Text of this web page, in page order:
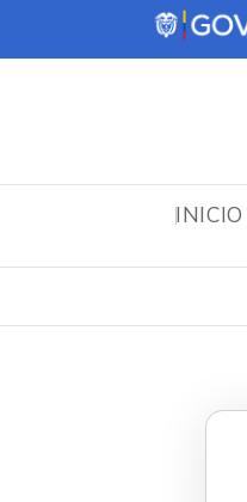
INICIO